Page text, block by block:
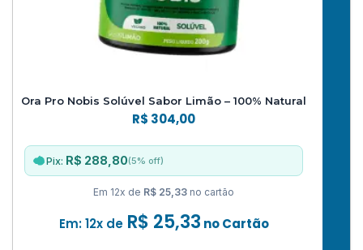
Ora Pro Nobis Solúvel Sabor Limão – 100% Natural
R$ 304,00
Pix: R$ 288,80(5% off)
Em 12x de R$ 25,33 no cartão
Em: 12x de R$ 25,33 no Cartão